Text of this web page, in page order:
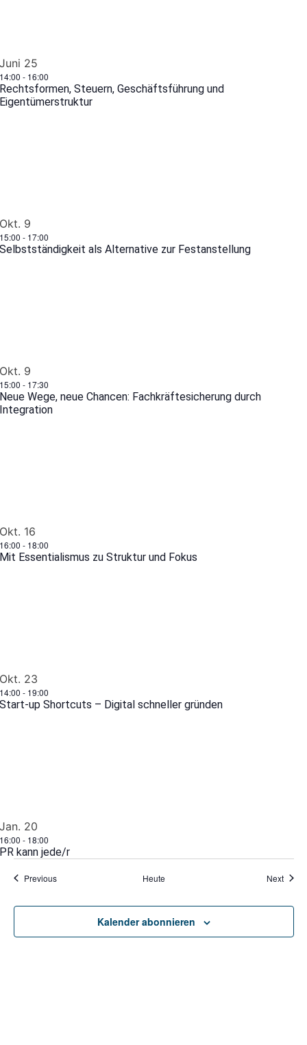
25
- 16:00
Steuern, Geschäftsführung und
9
- 17:00
als Alternative zur Festanstellung
9
- 17:30
Wege, neue Chancen: Fachkräftesicherung durch
16
- 18:00
Essentialismus zu Struktur und Fokus
23
- 19:00
up Shortcuts – Digital schneller gründen
20
- 18:00
kann jede/r
PreviousVeranstaltungen Heute Next
Kalender abonnieren